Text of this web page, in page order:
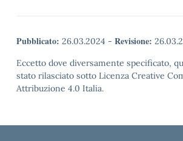
Pubblicato: 26.03.2024 - Revisione:
Eccetto dove diversamente specificato,
stato rilasciato sotto Licenza Creative
Attribuzione 4.0 Italia.